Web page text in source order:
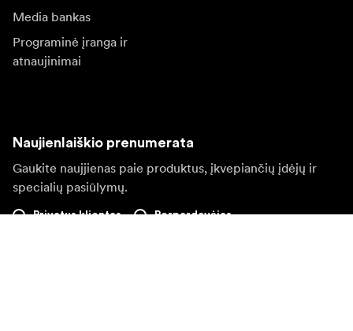
Media bankas
Programinė įranga ir
atnaujinimai
Naujienlaiškio prenumerata
Gaukite naujjienas paie produktus, įkvepiančių įdėjų ir
specialių pasiūlymų.
Privatus klientas Perpardavėjas